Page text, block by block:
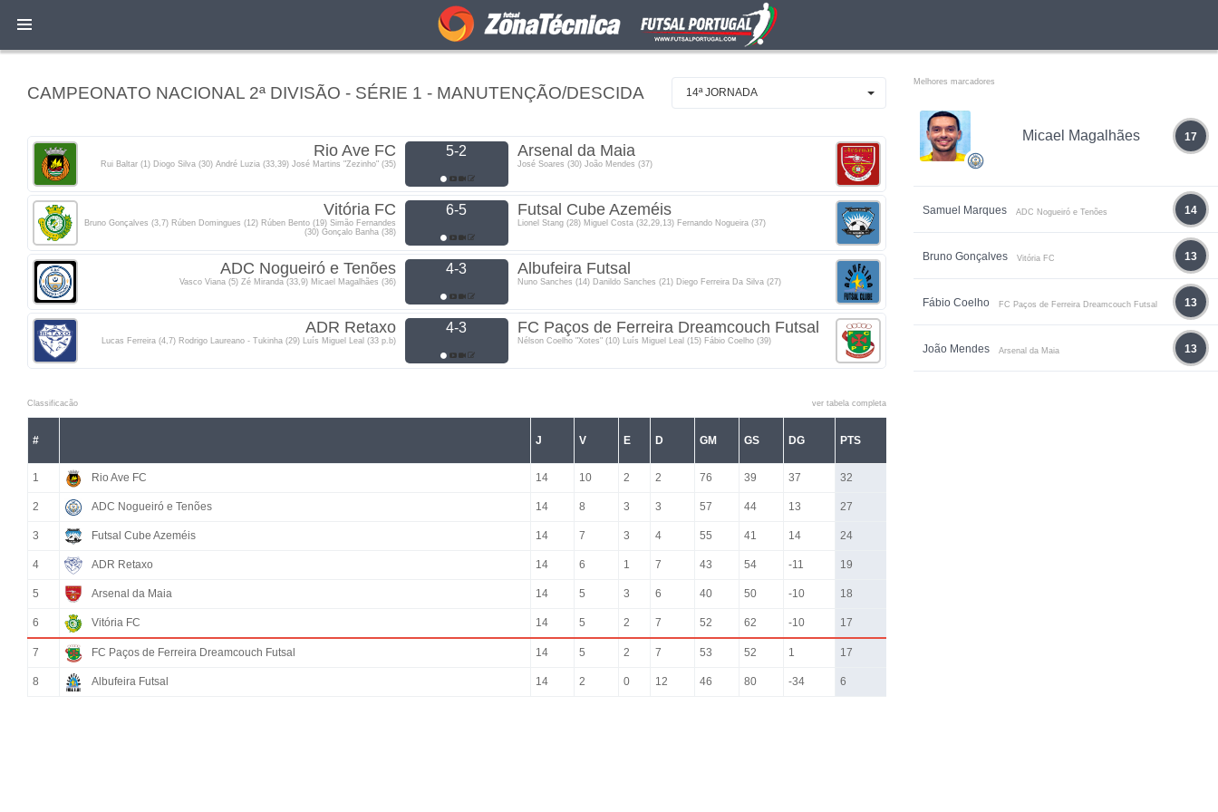
CAMPEONATO NACIONAL 2ª DIVISÃO - SÉRIE 1 - MANUTENÇÃO/DESCIDA 14ª JORNADA
Rio Ave FC
Rui Baltar (1) Diogo Silva (30) André Luzia (33,39) José Martins "Zezinho" (35)
5-2 Arsenal da Maia
José Soares (30) João Mendes (37)
Vitória FC
Bruno Gonçalves (3,7) Rúben Domingues (12) Rúben Bento (19) Simão Fernandes
(30) Gonçalo Banha (38)
6-5 Futsal Cube Azeméis
Lionel Stang (28) Miguel Costa (32,29,13) Fernando Nogueira (37)
ADC Nogueiró e Tenões
Vasco Viana (5) Zé Miranda (33,9) Micael Magalhães (36)
4-3 Albufeira Futsal
Nuno Sanches (14) Danildo Sanches (21) Diego Ferreira Da Silva (27)
ADR Retaxo
Lucas Ferreira (4,7) Rodrigo Laureano - Tukinha (29) Luís Miguel Leal (33 p.b)
4-3 FC Paços de Ferreira Dreamcouch Futsal
Nélson Coelho "Xotes" (10) Luís Miguel Leal (15) Fábio Coelho (39)
Classificacão ver tabela completa
# J V E D GM GS DG PTS
1 Rio Ave FC 14 10 2 2 76 39 37 32
2 ADC Nogueiró e Tenões 14 8 3 3 57 44 13 27
3 Futsal Cube Azeméis 14 7 3 4 55 41 14 24
4 ADR Retaxo 14 6 1 7 43 54 -11 19
5 Arsenal da Maia 14 5 3 6 40 50 -10 18
6 Vitória FC 14 5 2 7 52 62 -10 17
7 FC Paços de Ferreira Dreamcouch Futsal 14 5 2 7 53 52 1 17
8 Albufeira Futsal 14 2 0 12 46 80 -34 6
Melhores marcadores
Micael Magalhães 17
Samuel Marques ADC Nogueiró e Tenões 14
Bruno Gonçalves Vitória FC 13
Fábio Coelho FC Paços de Ferreira Dreamcouch Futsal 13
João Mendes Arsenal da Maia 13